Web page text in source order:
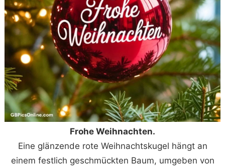
Frohe Weihnachten.
Eine glänzende rote Weihnachtskugel hängt an
einem festlich geschmückten Baum, umgeben von